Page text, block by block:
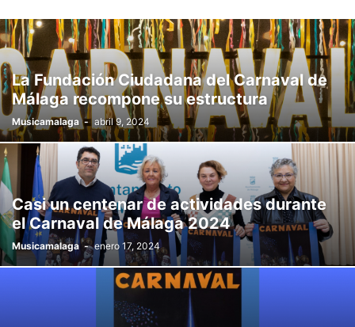
La Fundación Ciudadana del Carnaval de
Málaga recompone su estructura
Musicamalaga - abril 9, 2024
Casi un centenar de actividades durante
el Carnaval de Málaga 2024
Musicamalaga - enero 17, 2024